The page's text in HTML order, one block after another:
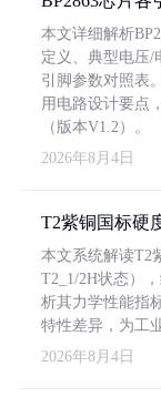
本文详细解析
定义、典型电压/
引脚参数对照表
用电路设计要点
（版本V1.2）。
2026年8月4日
T2紫铜国标硬
本文系统解读T2
T2_1/2H状态）
析其力学性能指
特性差异，为工
2026年8月4日